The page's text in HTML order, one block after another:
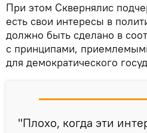
При этом Сквернялис
есть свои интересы в
должно быть сделано в
с принципами,
для демократического
"Плохо, когда эти